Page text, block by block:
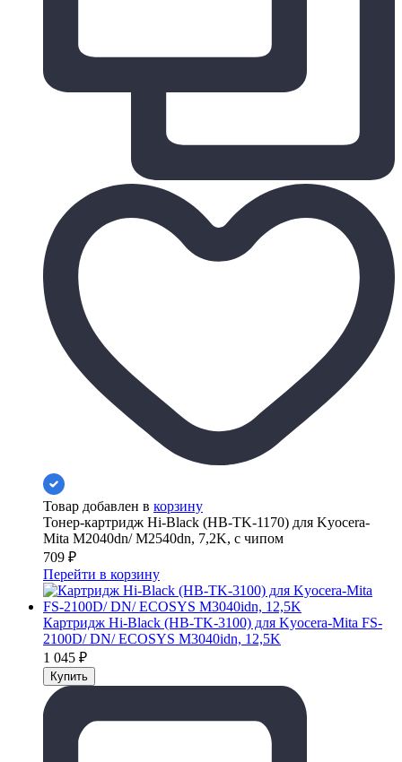
Товар добавлен в корзину
Тонер-картридж Hi-Black (HB-TK-1170) для Kyocera-
Mita M2040dn/ M2540dn, 7,2K, с чипом
709 ₽
Перейти в корзину
Картридж Hi-Black (HB-TK-3100) для Kyocera-Mita FS-
2100D/ DN/ ECOSYS M3040idn, 12,5K
1 045 ₽